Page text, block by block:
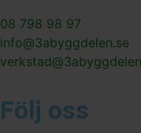
08 798 98 97
info@3abyggdelen.se
Följ oss